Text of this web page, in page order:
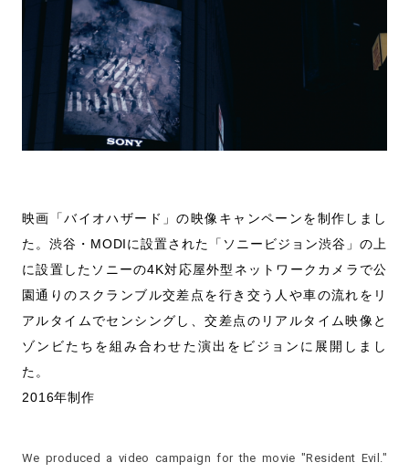
映画「バイオハザード」の映像キャンペーンを制作しまし
た。渋谷・MODIに設置された「ソニービジョン渋谷」の上
に設置したソニーの4K対応屋外型ネットワークカメラで公
園通りのスクランブル交差点を行き交う人や車の流れをリ
アルタイムでセンシングし、交差点のリアルタイム映像と
ゾンビたちを組み合わせた演出をビジョンに展開しまし
た。
2016年制作
We produced a video campaign for the movie "Resident Evil."